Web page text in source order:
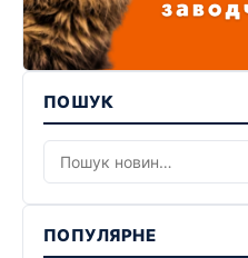
ПОШУК
ПОПУЛЯРНЕ